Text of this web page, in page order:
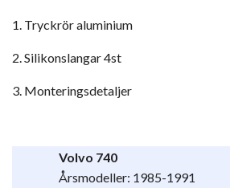
1. Tryckrör aluminium
2. Silikonslangar 4st
3. Monteringsdetaljer
Volvo 740
Årsmodeller: 1985-1991